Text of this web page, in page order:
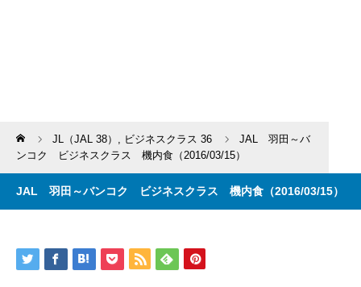
Home JL（JAL 38） , ビジネスクラス 36
JAL 羽田～バ
ンコク ビジネスクラス 機内食（2016/03/15）
JAL 羽田～バンコク ビジネスクラス 機内食（2016/03/15）